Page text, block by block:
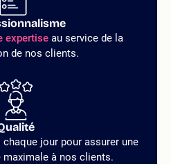
expertiseau service de la
de nos clients.
jour pour assurer une
à nos clients.